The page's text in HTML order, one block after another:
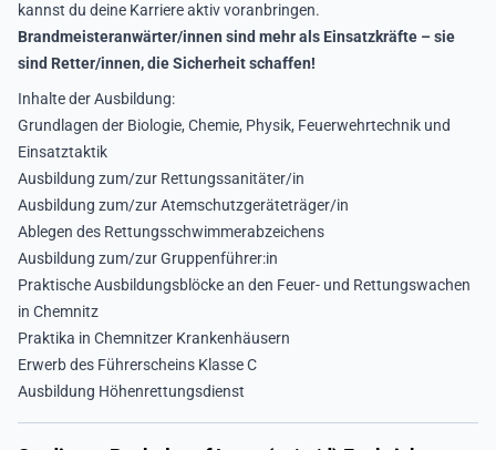
kannst du deine Karriere aktiv voranbringen.
Brandmeisteranwärter/innen sind mehr als Einsatzkräfte – sie
sind Retter/innen, die Sicherheit schaffen!
Inhalte der Ausbildung:
Grundlagen der Biologie, Chemie, Physik, Feuerwehrtechnik und
Einsatztaktik
Ausbildung zum/zur Rettungssanitäter/in
Ausbildung zum/zur Atemschutzgeräteträger/in
Ablegen des Rettungsschwimmerabzeichens
Ausbildung zum/zur Gruppenführer:in
Praktische Ausbildungsblöcke an den Feuer- und Rettungswachen
in Chemnitz
Praktika in Chemnitzer Krankenhäusern
Erwerb des Führerscheins Klasse C
Ausbildung Höhenrettungsdienst